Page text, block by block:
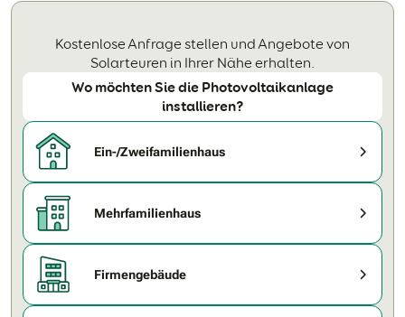
Kostenlose Anfrage stellen und Angebote von
Solarteuren in Ihrer Nähe erhalten.
Wo möchten Sie die Photovoltaikanlage
installieren?
Ein-/Zweifamilienhaus
Mehrfamilienhaus
Firmengebäude